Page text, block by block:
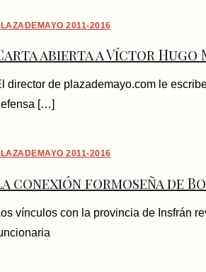
2011-2016
abierta a Víctor Hugo
director de plazademayo.com le
[…]
2011-2016
conexión formoseña de
vínculos con la provincia de Insfrán